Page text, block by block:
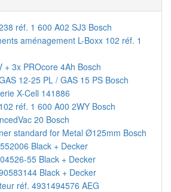
réf. 1 600 A02 SJ3 Bosch
aménagement L-Boxx 102 réf. 1
+ 3x PROcore 4Ah Bosch
12-25 PL / GAS 15 PS Bosch
X-Cell 141886
réf. 1 600 A00 2WY Bosch
20 Bosch
standard for Metal Ø125mm Bosch
Black + Decker
55 Black + Decker
Black + Decker
réf. 4931494576 AEG